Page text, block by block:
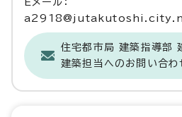
Eメール：
住宅都市局 建築指導部
建築担当へのお問い合わ